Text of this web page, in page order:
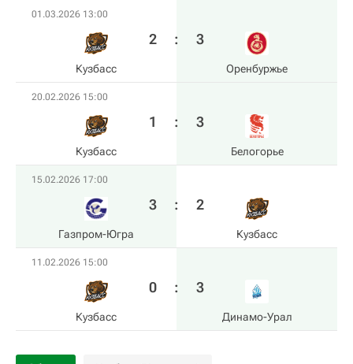
01.03.2026 13:00
Кузбасс
2 : 3
Оренбуржье
20.02.2026 15:00
Кузбасс
1 : 3
Белогорье
15.02.2026 17:00
Газпром-Югра
3 : 2
Кузбасс
11.02.2026 15:00
Кузбасс
0 : 3
Динамо-Урал